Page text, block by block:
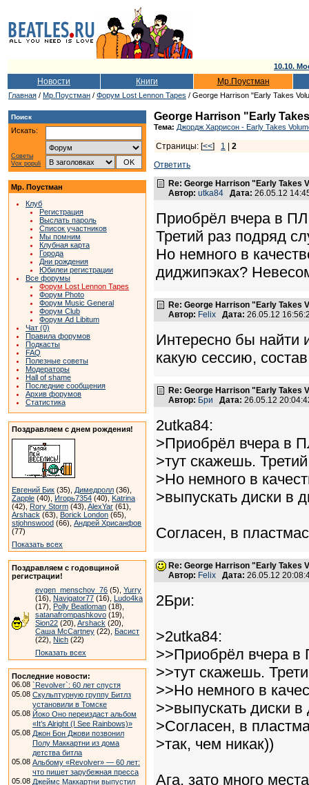
10.10.
Новости Книги Мр.Поустман
Главная / Мр.Поустман / Форум Lost Lennon Tapes / George Harrison "Early Takes
Поиск
Искать:
Советы
Vox populi
Мр. Поустман
Клуб
Регистрация
Выслать пароль
Список участников
Мы помним
Клубная карта
Города
Дни рождения
Юбилеи регистрации
Все форумы
Форум Lost Lennon Tapes
Форум Photo
Форум Music General
Форум Club
Форум Ad Libitum
Чат (0)
Правила форумов
Подкасты
FAQ
Полезные советы
Модераторы
Hall of shame
Последние сообщения
Архив форумов
Статистика
Поздравляем с днем рождения!
Евгений Бик (35), Димедролл (36),
Zapple (40), Игорь7354 (40), Katrina
(42), Rory Storm (43), AlexYar (61),
Arshack (63), Borick London (65),
stjohnswood (66), Андрей Хрисанфов
(77)
Показать всех
Поздравляем с годовщиной
регистрации!
evgen_menschov_76 (5), Yurry
(16), Navigator77 (16), Ludo4ka
(17), Polly Beatloman (18),
satanafrompashkovo (19),
Sion22 (20), Arshack (20),
Саша McCartney (22), Басист
(22), Nich (22)
Показать всех
Последние новости:
06.08 `Revolver`: 60 лет спустя
05.08 Скульптурную группу Битлз
установили в Томске
05.08 Йоко Оно переиздаст альбом
«It’s Alright (I See Rainbows)»
05.08 Джон Бон Джови позвонил
Полу Маккартни из дома
детства битла
05.08 Альбому «Revolver» — 60 лет:
что пишет зарубежная пресса
05.08 Джеймс Маккартни выпустил
George Harrison "Early
Тема: Джордж Харрисон - Early Takes
Страницы: [<<] 1
2
Ответить
Re: George Harrison "Early Takes
Автор: utka84 Дата: 26.05.12
Приобрёл вчера в
Третий раз подряд
Но немного в
диджипэках?
Re: George Harrison "Early Takes
Автор: Felix Дата: 26.05.12
Интересно бы найти
какую сессию,
Re: George Harrison "Early Takes
Автор: Бри Дата: 26.05.12
2utka84:
>Приобрёл вчера в
>тут скажешь.
>Но немного в
>выпускать диски в
Согласен, в
Re: George Harrison "Early Takes
Автор: Felix Дата: 26.05.12
2Бри:
>2utka84:
>>Приобрёл вчера в
>>тут скажешь.
>>Но немного в
>>выпускать диски
>Согласен, в
>так, чем никак))
Ага, зато много